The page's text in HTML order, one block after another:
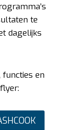
te
dagelijks
functies en